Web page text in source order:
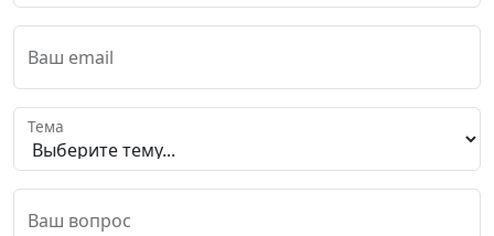
Ваш email
Тема
Ваш вопрос